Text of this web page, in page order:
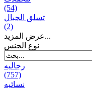
(54)
تسلق الجبال
(2)
عرض المزيد...
نوع الجنس
رجالیه
(757)
نسائیه